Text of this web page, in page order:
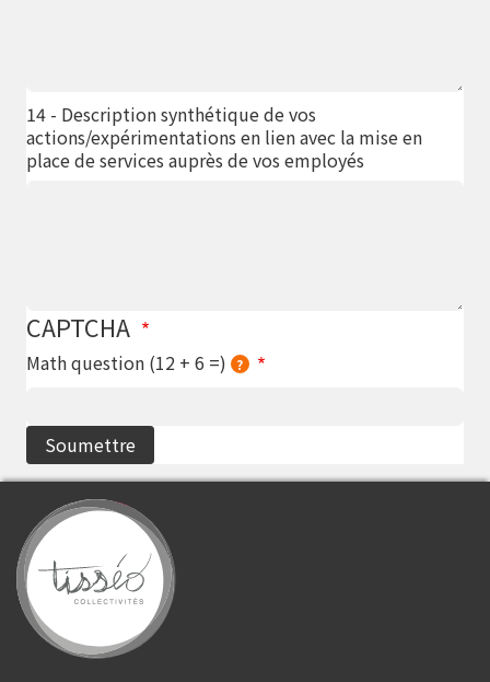
14 - Description synthétique de vos
actions/expérimentations en lien avec la mise en
place de services auprès de vos employés
CAPTCHA
Math question (12 + 6 =)